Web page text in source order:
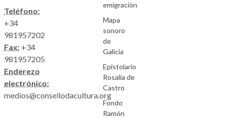
Teléfono:
+34
981957202
Fax: +34
981957205
Enderezo
electrónico:
medios@consellodacultura.org
emigración
Mapa
sonoro
de
Galicia
Epistolario
Rosalía de
Castro
Fondo
Ramón